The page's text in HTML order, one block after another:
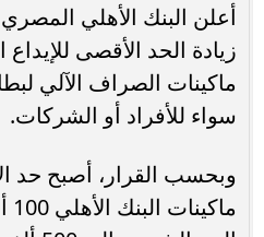
أعلن البنك الأهلي
زيادة الحد الأقصى
ماكينات الصراف الآلي
سواء للأفراد أو الشركات.
وبحسب القرار، أصبح حد